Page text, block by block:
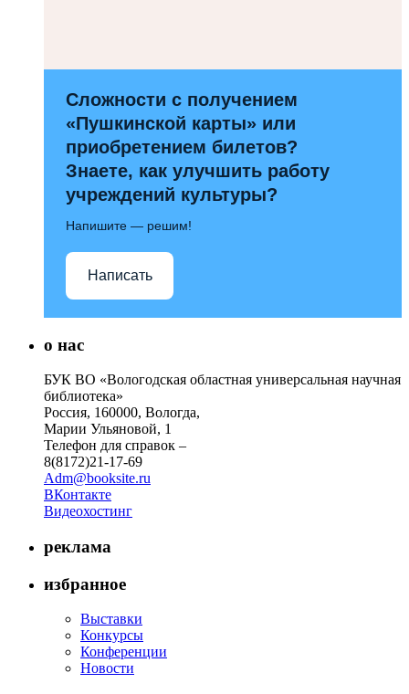
Сложности с получением
«Пушкинской карты» или
приобретением билетов?
Знаете, как улучшить работу
учреждений культуры?
Напишите — решим!
Написать
о нас
БУК ВО «Вологодская областная универсальная научная
библиотека»
Россия, 160000, Вологда,
Марии Ульяновой, 1
Телефон для справок –
8(8172)21-17-69
Adm@booksite.ru
ВКонтакте
Видеохостинг
реклама
избранное
Выставки
Конкурсы
Конференции
Новости